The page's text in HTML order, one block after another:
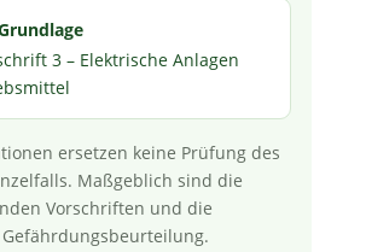
3 – Elektrische Anlagen
ersetzen keine Prüfung des
Maßgeblich sind die
Vorschriften und die